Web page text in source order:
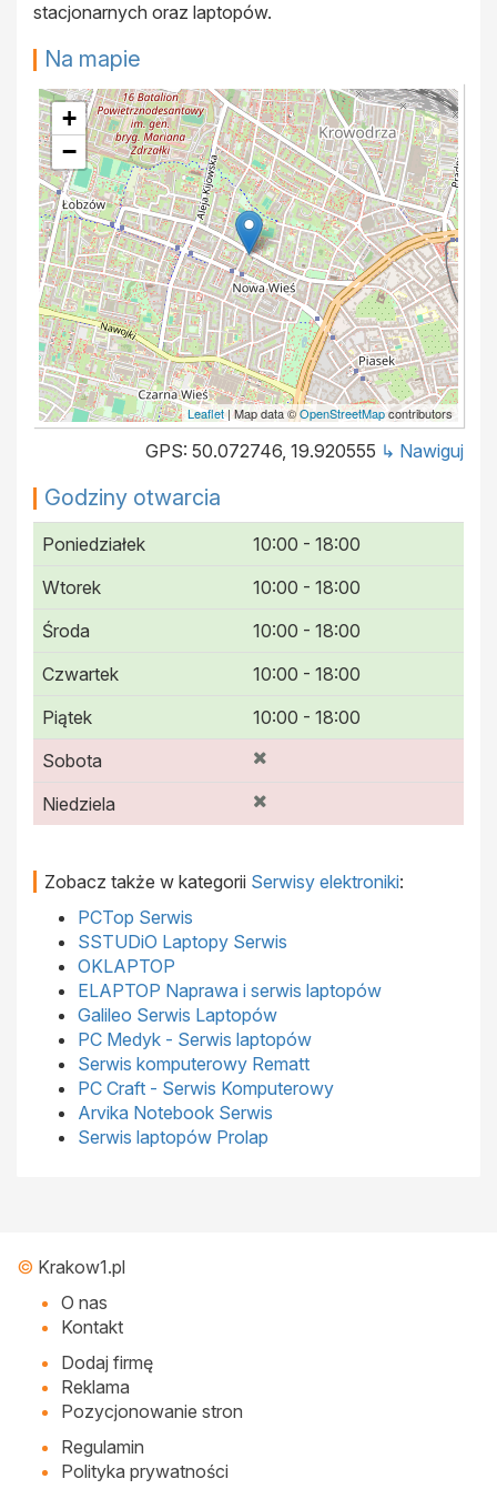
stacjonarnych oraz laptopów.
Na mapie
+
−
Leaflet| Map data ©OpenStreetMapcontributors
GPS: 50.072746, 19.920555 ↳ Nawiguj
Godziny otwarcia
Poniedziałek
10:00 - 18:00
Wtorek
10:00 - 18:00
Środa
10:00 - 18:00
Czwartek
10:00 - 18:00
Piątek
10:00 - 18:00
Sobota
Niedziela
Zobacz także w kategorii Serwisy elektroniki:
PCTop Serwis
SSTUDiO Laptopy Serwis
OKLAPTOP
ELAPTOP Naprawa i serwis laptopów
Galileo Serwis Laptopów
PC Medyk - Serwis laptopów
Serwis komputerowy Rematt
PC Craft - Serwis Komputerowy
Arvika Notebook Serwis
Serwis laptopów Prolap
© Krakow1.pl
O nas
Kontakt
Dodaj firmę
Reklama
Pozycjonowanie stron
Regulamin
Polityka prywatności